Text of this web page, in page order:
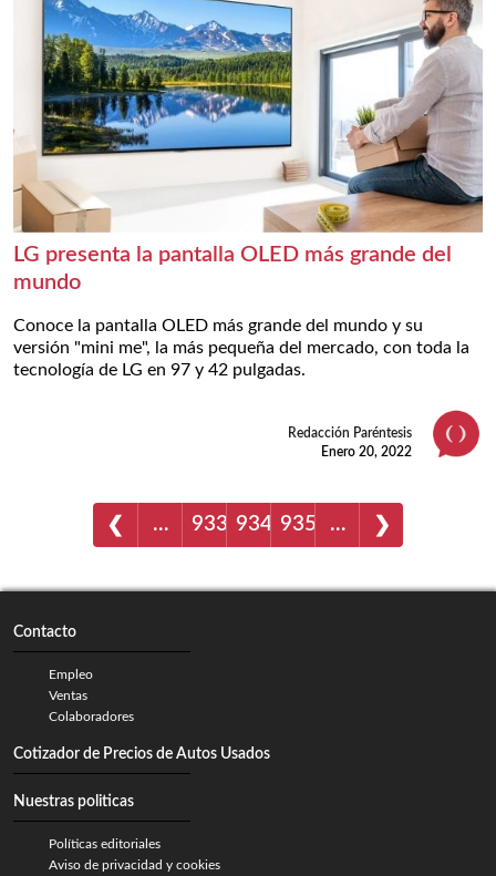
LG presenta la pantalla OLED más grande del
mundo
Conoce la pantalla OLED más grande del mundo y su
versión "mini me", la más pequeña del mercado, con toda la
tecnología de LG en 97 y 42 pulgadas.
Redacción Paréntesis
Enero 20, 2022
❮ … 933 934 935 … ❯
Contacto
Empleo
Ventas
Colaboradores
Cotizador de Precios de Autos Usados
Nuestras politicas
Políticas editoriales
Aviso de privacidad y cookies